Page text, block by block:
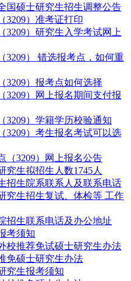
国硕士研究生招生调整公告
3209）准考证打印
3209）研究生入学考试网上
3209） 错选报考点，如何重
3209）报考点如何选择
3209）网上报名期间支付报
3209）学籍学历校验通知
3209）考生报名考试可以选
（3209）网上报名公告
究生拟招生人数1745人
招生院系联系人及联系电话
究生招生复试、体检等 工作
招生联系电话及办公地址
考须知
校推荐免试硕士研究生办法
免硕士研究生办法
究生报考须知